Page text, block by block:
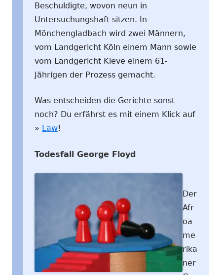
Beschuldigte, wovon neun in
Untersuchungshaft sitzen. In
Mönchengladbach wird zwei Männern,
vom Landgericht Köln einem Mann sowie
vom Landgericht Kleve einem 61-
Jährigen der Prozess gemacht.
Was entscheiden die Gerichte sonst
noch? Du erfährst es mit einem Klick auf
» Law!
Todesfall George Floyd
Der
Afr
oa
me
rika
ner